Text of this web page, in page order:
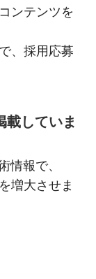
ンテンツを
、採用応募
載していま
情報で、
増大させま